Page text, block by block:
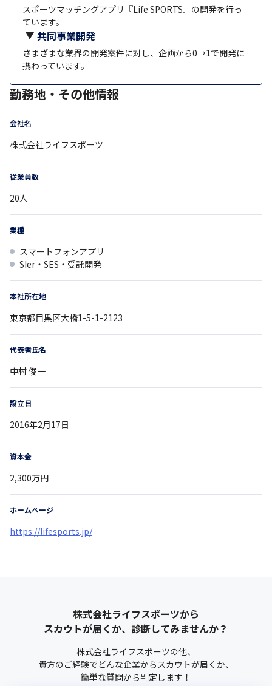
スポーツマッチングアプリ『Life SPORTS』の開発を行っ
ています。
共同事業開発
さまざまな業界の開発案件に対し、企画から0→1で開発に
携わっています。
勤務地・その他情報
会社名
株式会社ライフスポーツ
従業員数
20人
業種
スマートフォンアプリ
SIer・SES・受託開発
本社所在地
東京都目黒区大橋1-5-1-2123
代表者氏名
中村 俊一
設立日
2016年2月17日
資本金
2,300万円
ホームページ
https://lifesports.jp/
株式会社ライフスポーツから
スカウトが届くか、診断してみませんか？
株式会社ライフスポーツの他、
貴方のご経験でどんな企業からスカウトが届くか、
簡単な質問から判定します！